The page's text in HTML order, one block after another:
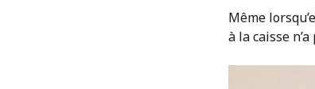
Même
à la caisse